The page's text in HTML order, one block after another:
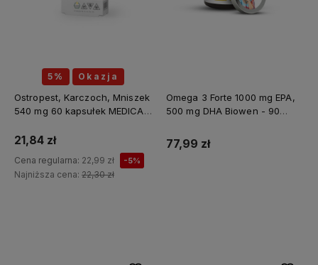
5% Okazja
Ostropest, Karczoch, Mniszek
540 mg 60 kapsułek MEDICA
21,84 zł
Cena regularna: 22,99 zł -5%
Najniższa cena: 22,30 zł
Omega 3 Forte 1000 mg EPA,
500 mg DHA Biowen - 90
77,99 zł